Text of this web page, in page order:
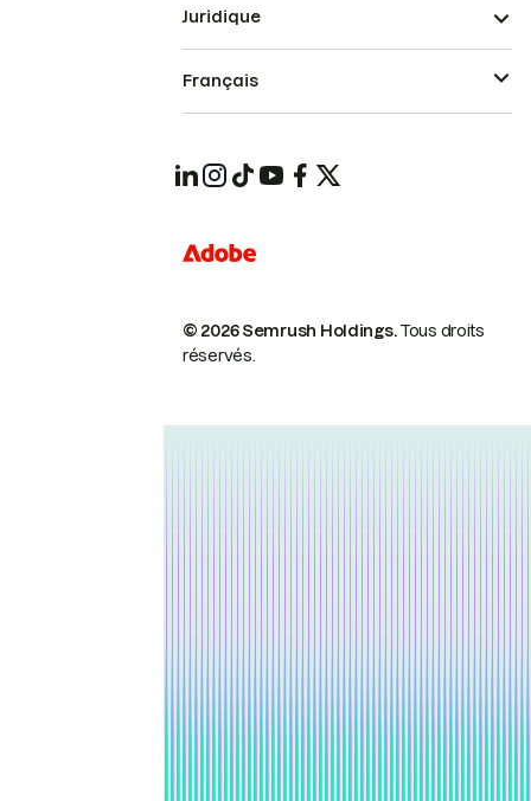
© 2026 Semrush Holdings.Tous droits
réservés.
Juridique
Français